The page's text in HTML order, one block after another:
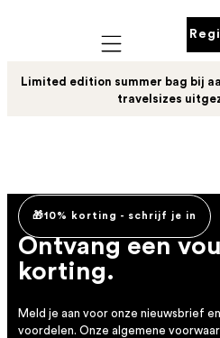
Mobile
Limited edition summer bag bij
travelsizes
🎁10% korting - schrijf je in
Ontvang een
korting.
Meld je aan voor onze nieuwsbrief
voordelen. Onze algemene